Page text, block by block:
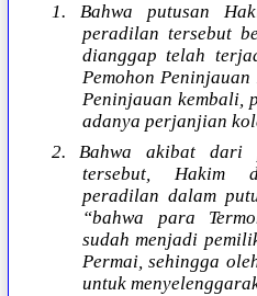
1. Bahwa putusan
peradilan tersebut
dianggap telah
Pemohon
Peninjauan kembali,
adanya perjanjian
2. Bahwa akibat dari
tersebut, Hakim
peradilan dalam
“bahwa para
sudah menjadi
Permai, sehingga
untuk